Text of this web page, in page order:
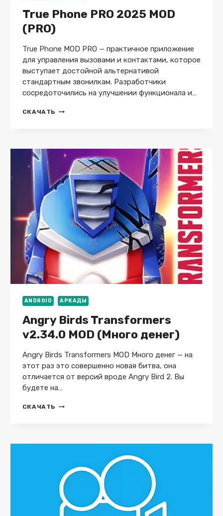
True Phone PRO 2025 MOD
(PRO)
True Phone MOD PRO — практичное приложение
для управления вызовами и контактами, которое
выступает достойной альтернативой
стандартным звонилкам. Разработчики
сосредоточились на улучшении функционала и…
СКАЧАТЬ TRUE
(PRO)
ANDROID АРКАДЫ
Angry Birds Transformers
v2.34.0 MOD (Много денег)
Angry Birds Transformers MOD Много денег — на
этот раз это совершенно новая битва, она
отличается от версий вроде Angry Bird 2. Вы
будете на…
СКАЧАТЬ ANGRY